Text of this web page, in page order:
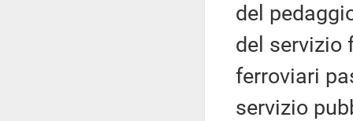
del
del servizio
ferroviari
servizio